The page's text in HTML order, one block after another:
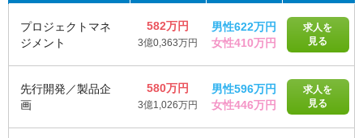
プロジェクトマネ
ジメント
582万円
3億0,363万円
男性622万円
女性410万円
求人を
見る
先行開発／製品企
画
580万円
3億1,026万円
男性596万円
女性446万円
求人を
見る